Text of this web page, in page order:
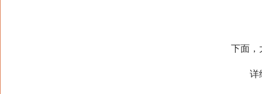
下面，
详